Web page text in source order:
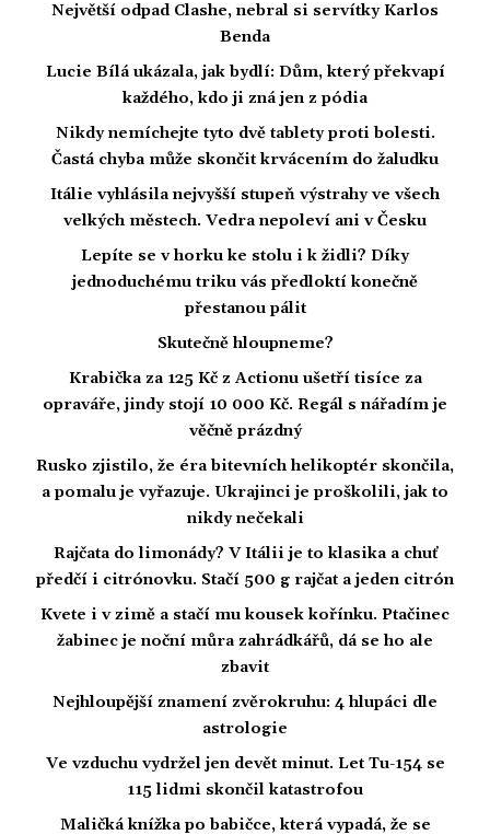
Největší odpad Clashe, nebral si servítky Karlos
Benda
Lucie Bílá ukázala, jak bydlí: Dům, který překvapí
každého, kdo ji zná jen z pódia
Nikdy nemíchejte tyto dvě tablety proti bolesti.
Častá chyba může skončit krvácením do žaludku
Itálie vyhlásila nejvyšší stupeň výstrahy ve všech
velkých městech. Vedra nepoleví ani v Česku
Lepíte se v horku ke stolu i k židli? Díky
jednoduchému triku vás předloktí konečně
přestanou pálit
Skutečně hloupneme?
Krabička za 125 Kč z Actionu ušetří tisíce za
opraváře, jindy stojí 10 000 Kč. Regál s nářadím je
věčně prázdný
Rusko zjistilo, že éra bitevních helikoptér skončila,
a pomalu je vyřazuje. Ukrajinci je proškolili, jak to
nikdy nečekali
Rajčata do limonády? V Itálii je to klasika a chuť
předčí i citrónovku. Stačí 500 g rajčat a jeden citrón
Kvete i v zimě a stačí mu kousek kořínku. Ptačinec
žabinec je noční můra zahrádkářů, dá se ho ale
zbavit
Nejhloupější znamení zvěrokruhu: 4 hlupáci dle
astrologie
Ve vzduchu vydržel jen devět minut. Let Tu-154 se
115 lidmi skončil katastrofou
Maličká knížka po babičce, která vypadá, že se